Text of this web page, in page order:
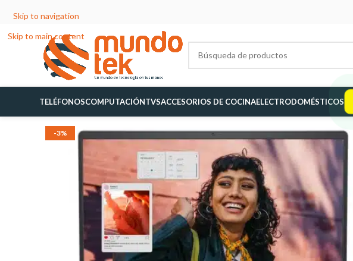
Skip to navigation
Skip to main content
TELÉFONOSCOMPUTACIÓNTVSACCESORIOS DE COCINAELECTRODOMÉSTICOS
-3%